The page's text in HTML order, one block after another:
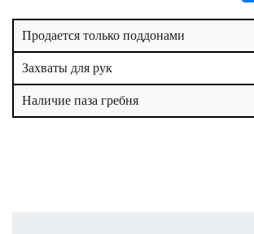
Продается только поддонами
Захваты для рук
Наличие паза гребня